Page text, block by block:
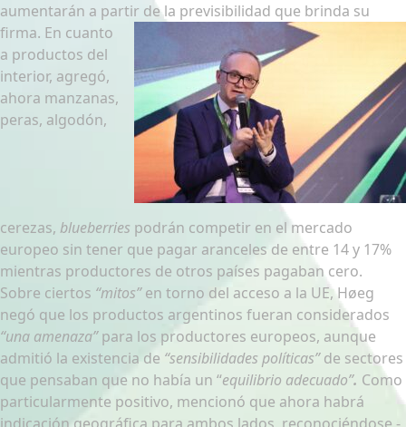
aumentarán a partir de la previsibilidad que brinda su
firma. En cuanto
a productos del
interior, agregó,
ahora manzanas,
peras, algodón,
cerezas, blueberries podrán competir en el mercado
europeo sin tener que pagar aranceles de entre 14 y 17%
mientras productores de otros países pagaban cero.
Sobre ciertos “mitos”en torno del acceso a la UE, Høeg
negó que los productos argentinos fueran considerados
“una amenaza”para los productores europeos, aunque
admitió la existencia de “sensibilidades políticas”de sectores
que pensaban que no había un “equilibrio adecuado”. Como
particularmente positivo, mencionó que ahora habrá